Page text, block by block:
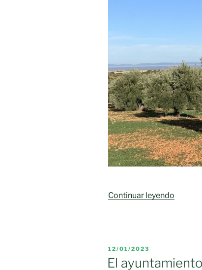
Continuar leyendo
en
PUBLICADO
12/01/2023
El